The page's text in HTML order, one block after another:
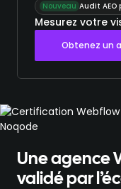
Nouveau Audit AEO
Mesurez votre
Obtenez un
Une agence
validé par